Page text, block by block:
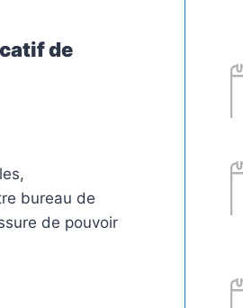
de
bureau de
de pouvoir